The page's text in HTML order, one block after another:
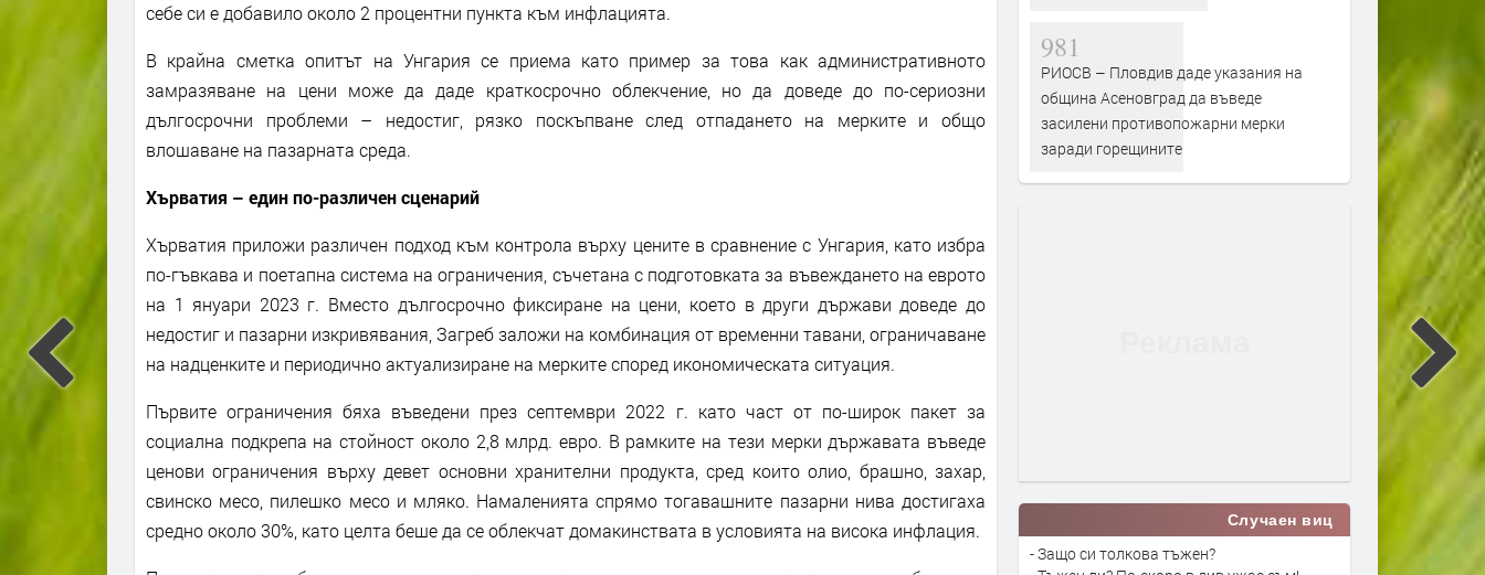
себе си е добавило около 2 процентни пункта към инфлацията.
В крайна сметка опитът на Унгария се приема като пример за това как административното
замразяване на цени може да даде краткосрочно облекчение, но да доведе до по-сериозни
дългосрочни проблеми – недостиг, рязко поскъпване след отпадането на мерките и общо
влошаване на пазарната среда.
Хърватия – един по-различен сценарий
Хърватия приложи различен подход към контрола върху цените в сравнение с Унгария, като избра
по-гъвкава и поетапна система на ограничения, съчетана с подготовката за въвеждането на еврото
на 1 януари 2023 г. Вместо дългосрочно фиксиране на цени, което в други държави доведе до
недостиг и пазарни изкривявания, Загреб заложи на комбинация от временни тавани, ограничаване
на надценките и периодично актуализиране на мерките според икономическата ситуация.
Първите ограничения бяха въведени през септември 2022 г. като част от по-широк пакет за
социална подкрепа на стойност около 2,8 млрд. евро. В рамките на тези мерки държавата въведе
ценови ограничения върху девет основни хранителни продукта, сред които олио, брашно, захар,
свинско месо, пилешко месо и мляко. Намаленията спрямо тогавашните пазарни нива достигаха
средно около 30%, като целта беше да се облекчат домакинствата в условията на висока инфлация.
981
РИОСВ – Пловдив даде указания на
община Асеновград да въведе
засилени противопожарни мерки
заради горещините
Случаен виц
- Защо си толкова тъжен?